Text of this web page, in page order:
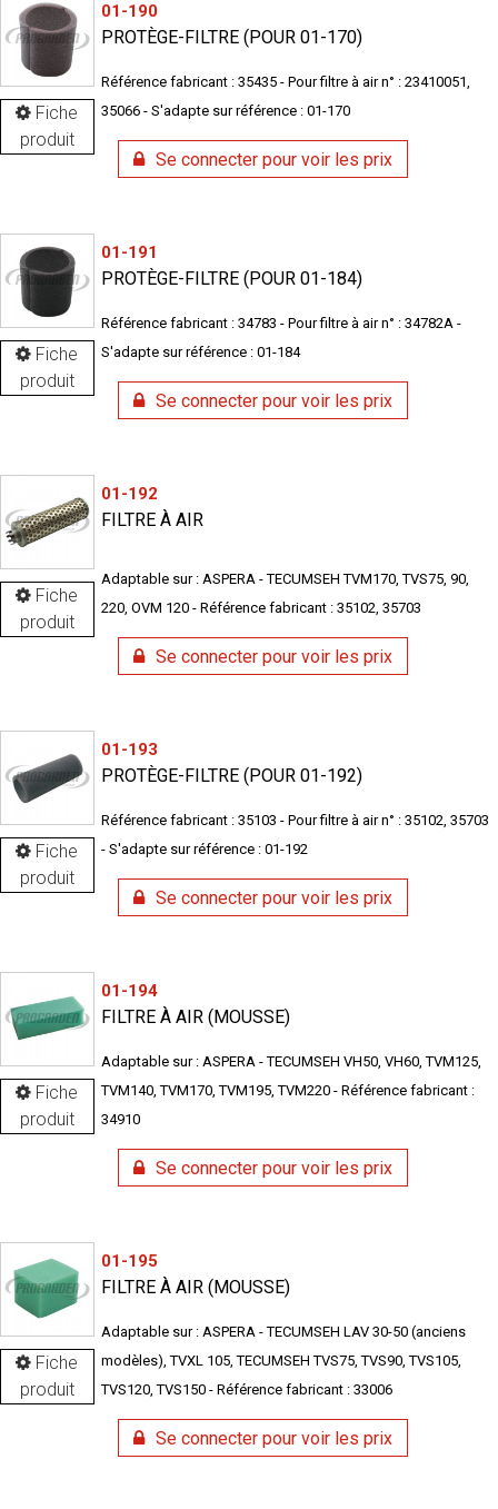
Fiche
produit
01-190
PROTÈGE-FILTRE (POUR 01-170)
Référence fabricant : 35435 - Pour filtre à air n° : 23410051,
35066 - S'adapte sur référence : 01-170
Se connecter pour voir les prix
Fiche
produit
01-191
PROTÈGE-FILTRE (POUR 01-184)
Référence fabricant : 34783 - Pour filtre à air n° : 34782A -
S'adapte sur référence : 01-184
Se connecter pour voir les prix
Fiche
produit
01-192
FILTRE À AIR
Adaptable sur : ASPERA - TECUMSEH TVM170, TVS75, 90,
220, OVM 120 - Référence fabricant : 35102, 35703
Se connecter pour voir les prix
Fiche
produit
01-193
PROTÈGE-FILTRE (POUR 01-192)
Référence fabricant : 35103 - Pour filtre à air n° : 35102, 35703
- S'adapte sur référence : 01-192
Se connecter pour voir les prix
Fiche
produit
01-194
FILTRE À AIR (MOUSSE)
Adaptable sur : ASPERA - TECUMSEH VH50, VH60, TVM125,
TVM140, TVM170, TVM195, TVM220 - Référence fabricant :
34910
Se connecter pour voir les prix
Fiche
produit
01-195
FILTRE À AIR (MOUSSE)
Adaptable sur : ASPERA - TECUMSEH LAV 30-50 (anciens
modèles), TVXL 105, TECUMSEH TVS75, TVS90, TVS105,
TVS120, TVS150 - Référence fabricant : 33006
Se connecter pour voir les prix